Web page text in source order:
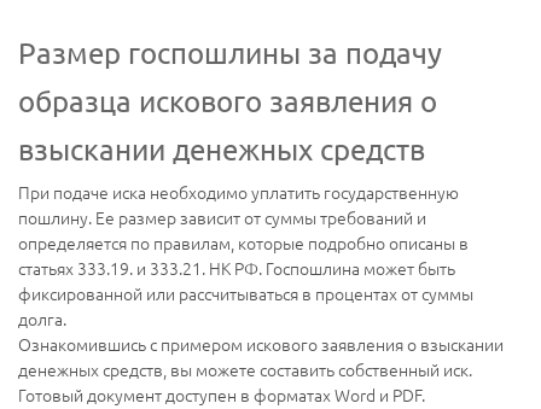
Размер госпошлины за подачу
образца искового заявления о
взыскании денежных средств
При подаче иска необходимо уплатить государственную
пошлину. Ее размер зависит от суммы требований и
определяется по правилам, которые подробно описаны в
статьях 333.19. и 333.21. НК РФ. Госпошлина может быть
фиксированной или рассчитываться в процентах от суммы
долга.
Ознакомившись с примером искового заявления о взыскании
денежных средств, вы можете составить собственный иск.
Готовый документ доступен в форматах Word и PDF.